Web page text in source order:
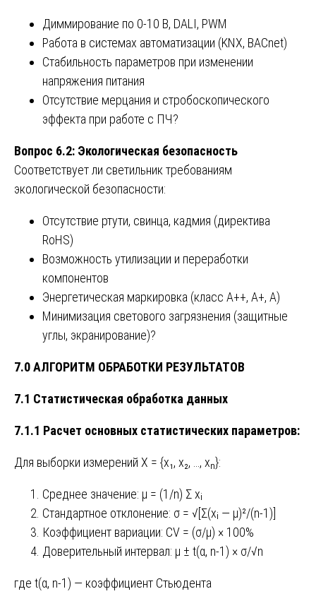
Диммирование по 0-10 В, DALI, PWM
Работа в системах автоматизации (KNX, BACnet)
Стабильность параметров при изменении
напряжения питания
Отсутствие мерцания и стробоскопического
эффекта при работе с ПЧ?
Вопрос 6.2: Экологическая безопасность
Соответствует ли светильник требованиям
экологической безопасности:
Отсутствие ртути, свинца, кадмия (директива
RoHS)
Возможность утилизации и переработки
компонентов
Энергетическая маркировка (класс A++, A+, A)
Минимизация светового загрязнения (защитные
углы, экранирование)?
7.0 АЛГОРИТМ ОБРАБОТКИ РЕЗУЛЬТАТОВ
7.1 Статистическая обработка данных
7.1.1 Расчет основных статистических параметров:
Для выборки измерений X = {x₁, x₂, …, xₙ}:
Среднее значение: μ = (1/n) Σ xᵢ
Стандартное отклонение: σ = √[Σ(xᵢ — μ)²/(n-1)]
Коэффициент вариации: CV = (σ/μ) × 100%
Доверительный интервал: μ ± t(α, n-1) × σ/√n
где t(α, n-1) — коэффициент Стьюдента